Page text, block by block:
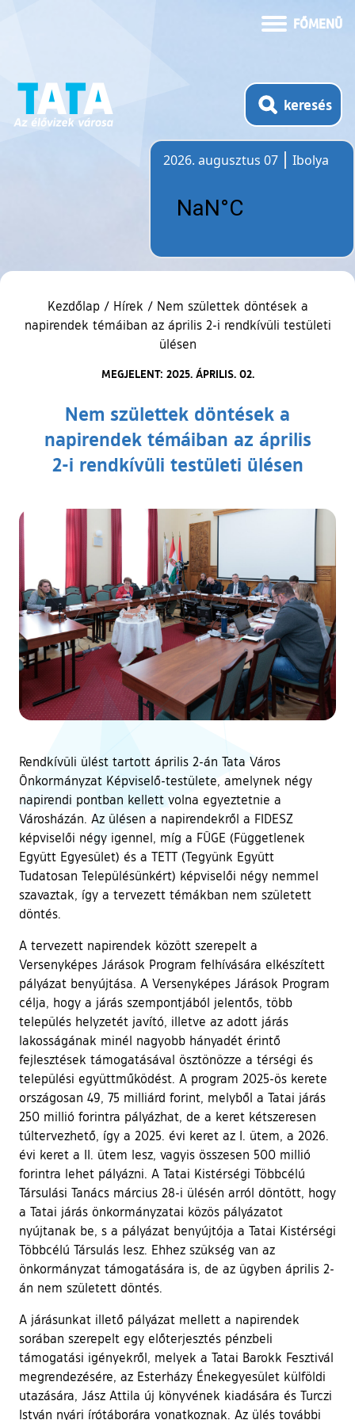
FŐMENÜ
keresés
2026. augusztus 07
Ibolya
Kezdőlap / Hírek / Nem születtek döntések a
napirendek témáiban az április 2-i rendkívüli testületi
ülésen
MEGJELENT: 2025. ÁPRILIS. 02.
Nem születtek döntések a
napirendek témáiban az április
2-i rendkívüli testületi ülésen
Rendkívüli ülést tartott április 2-án Tata Város
Önkormányzat Képviselő-testülete, amelynek négy
napirendi pontban kellett volna egyeztetnie a
Városházán. Az ülésen a napirendekről a FIDESZ
képviselői négy igennel, míg a FÜGE (Függetlenek
Együtt Egyesület) és a TETT (Tegyünk Együtt
Tudatosan Településünkért) képviselői négy nemmel
szavaztak, így a tervezett témákban nem született
döntés.
A tervezett napirendek között szerepelt a
Versenyképes Járások Program felhívására elkészített
pályázat benyújtása. A Versenyképes Járások Program
célja, hogy a járás szempontjából jelentős, több
település helyzetét javító, illetve az adott járás
lakosságának minél nagyobb hányadét érintő
fejlesztések támogatásával ösztönözze a térségi és
települési együttműködést. A program 2025-ös kerete
országosan 49, 75 milliárd forint, melyből a Tatai járás
250 millió forintra pályázhat, de a keret kétszeresen
túltervezhető, így a 2025. évi keret az I. ütem, a 2026.
évi keret a II. ütem lesz, vagyis összesen 500 millió
forintra lehet pályázni. A Tatai Kistérségi Többcélú
Társulási Tanács március 28-i ülésén arról döntött, hogy
a Tatai járás önkormányzatai közös pályázatot
nyújtanak be, s a pályázat benyújtója a Tatai Kistérségi
Többcélú Társulás lesz. Ehhez szükség van az
önkormányzat támogatására is, de az ügyben április 2-
án nem született döntés.
A járásunkat illető pályázat mellett a napirendek
sorában szerepelt egy előterjesztés pénzbeli
támogatási igényekről, melyek a Tatai Barokk Fesztivál
megrendezésére, az Esterházy Énekegyesület külföldi
utazására, Jász Attila új könyvének kiadására és Turczi
István nyári írótáborára vonatkoznak. Az ülés további